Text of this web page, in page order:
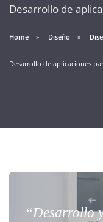
Desarrollo de
Home Diseño
Desarrollo de aplicaciones
“Desarrollo